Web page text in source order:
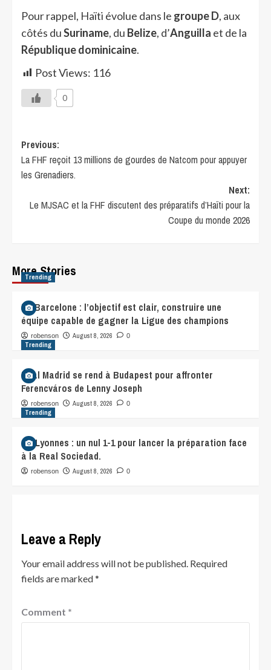
Pour rappel, Haïti évolue dans le groupe D, aux
côtés duSuriname, du Belize, d’Anguilla et de la
République dominicaine.
Post Views: 116
0
Previous:
La FHF reçoit 13 millions de gourdes de Natcom pour appuyer
les Grenadiers.
Next:
Le MJSAC et la FHF discutent des préparatifs d’Haïti pour la
Coupe du monde 2026
More Stories
Trending
FC Barcelone : l’objectif est clair, construire une
équipe capable de gagner la Ligue des champions
robenson August 8, 2026 0
Trending
Real Madrid se rend à Budapest pour affronter
Ferencváros de Lenny Joseph
robenson August 8, 2026 0
Trending
OL Lyonnes : un nul 1-1 pour lancer la préparation face
à la Real Sociedad.
robenson August 8, 2026 0
Leave a Reply
Your email address will not be published. Required
fields are marked*
Comment *